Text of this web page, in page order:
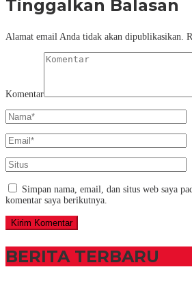
Tinggalkan Balasan
Alamat email Anda tidak akan dipublikasikan.
Komentar
Simpan nama, email, dan situs web saya
komentar saya berikutnya.
BERITA TERBARU